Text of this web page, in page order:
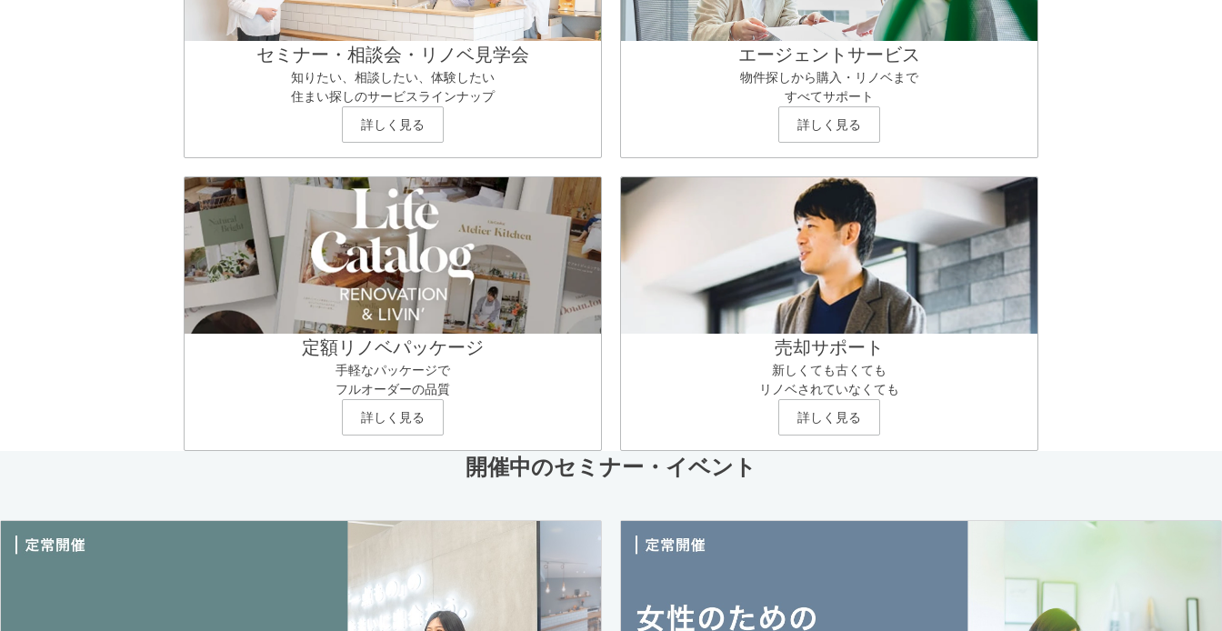
セミナー・相談会・リノベ見学会
知りたい、相談したい、体験したい
住まい探しのサービスラインナップ
詳しく見る
エージェントサービス
物件探しから購入・リノベまで
すべてサポート
詳しく見る
定額リノベパッケージ
手軽なパッケージで
フルオーダーの品質
詳しく見る
売却サポート
新しくても古くても
リノベされていなくても
詳しく見る
開催中のセミナー・イベント